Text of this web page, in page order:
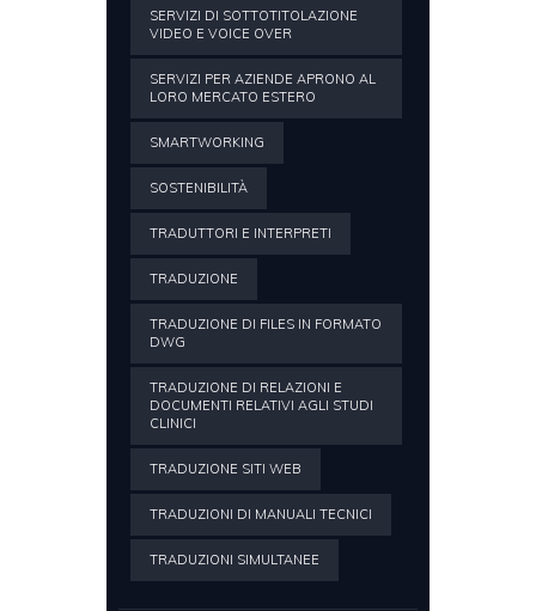
SERVIZI DI SOTTOTITOLAZIONE
VIDEO E VOICE OVER
SERVIZI PER AZIENDE APRONO AL
LORO MERCATO ESTERO
SMARTWORKING
SOSTENIBILITÀ
TRADUTTORI E INTERPRETI
TRADUZIONE
TRADUZIONE DI FILES IN FORMATO
DWG
TRADUZIONE DI RELAZIONI E
DOCUMENTI RELATIVI AGLI STUDI
CLINICI
TRADUZIONE SITI WEB
TRADUZIONI DI MANUALI TECNICI
TRADUZIONI SIMULTANEE